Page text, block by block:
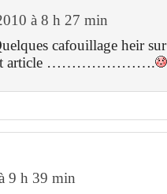
à 8 h 27 min
cafouillage heir sur
article ………………….
9 h 39 min